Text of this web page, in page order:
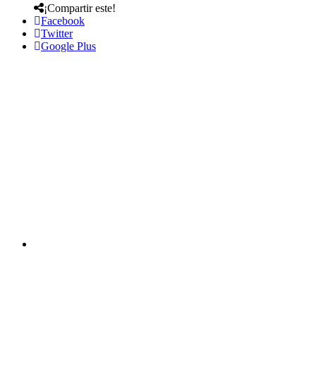
¡Compartir este!
Facebook
Twitter
Google Plus